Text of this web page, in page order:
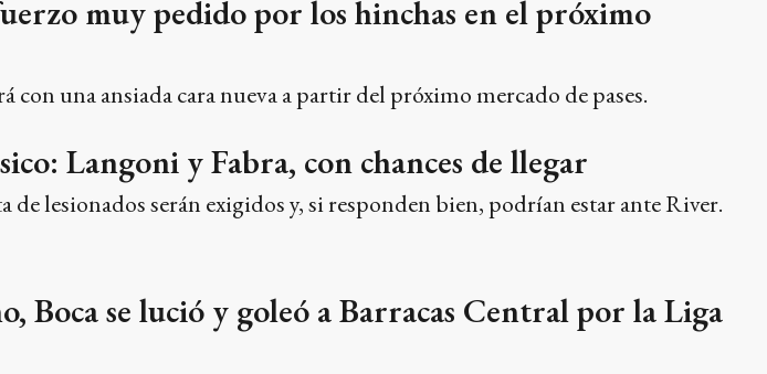
muy pedido por los hinchas en el próximo
una ansiada cara nueva a partir del próximo mercado de pases.
Langoni y Fabra, con chances de llegar
lesionados serán exigidos y, si responden bien, podrían estar ante River.
se lució y goleó a Barracas Central por la Liga